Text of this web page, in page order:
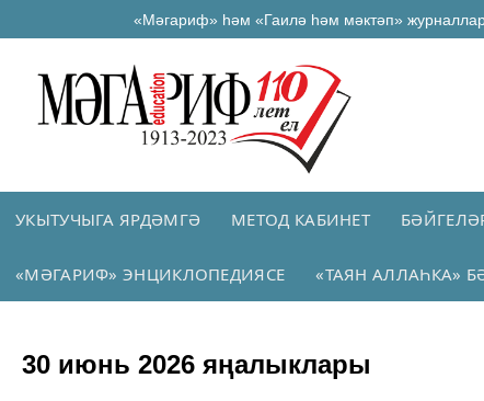
«Мәгариф» һәм «Гаилә һәм мәктәп»
УКЫТУЧЫГА ЯРДӘМГӘ МЕТОД КАБИНЕТ
«МӘГАРИФ» ЭНЦИКЛОПЕДИЯСЕ «ТАЯН АЛЛАҺКА»
30 июнь 2026 яңалыклары